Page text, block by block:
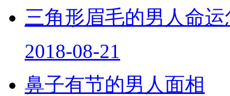
三角形眉毛的男人命
2018-08-21
鼻子有节的男人面相